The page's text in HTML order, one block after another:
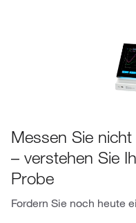
Messen Sie
– verstehen Sie
Probe
Fordern Sie noch heute